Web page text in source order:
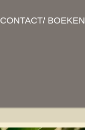
CONTACT/ BOEKEN